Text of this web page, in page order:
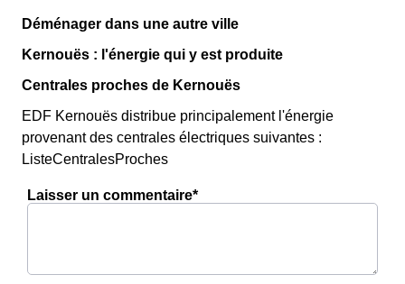
Déménager dans une autre ville
Kernouës : l'énergie qui y est produite
Centrales proches de Kernouës
EDF Kernouës distribue principalement l'énergie
provenant des centrales électriques suivantes :
ListeCentralesProches
Laisser un commentaire*